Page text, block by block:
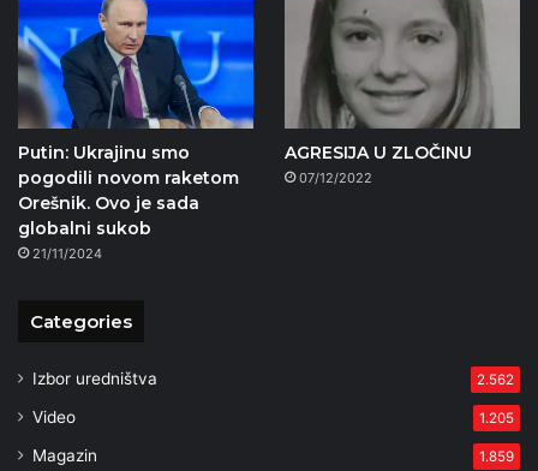
Putin: Ukrajinu smo
pogodili novom raketom
Orešnik. Ovo je sada
globalni sukob
21/11/2024
AGRESIJA U ZLOČINU
07/12/2022
Categories
Izbor uredništva 2.562
Video 1.205
Magazin 1.859